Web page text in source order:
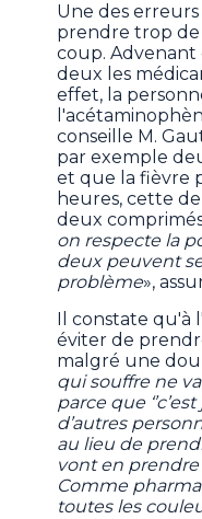
Une des
prendre trop de
coup. Advenant
deux les
effet, la
conseille M.
par exemple
et que la fièvre
heures, cette
deux
on respecte la
deux peuvent
problème»,
Il constate qu'à
éviter de
malgré une
qui souffre ne
parce que
d’autres
au lieu de
vont en
Comme
toutes les